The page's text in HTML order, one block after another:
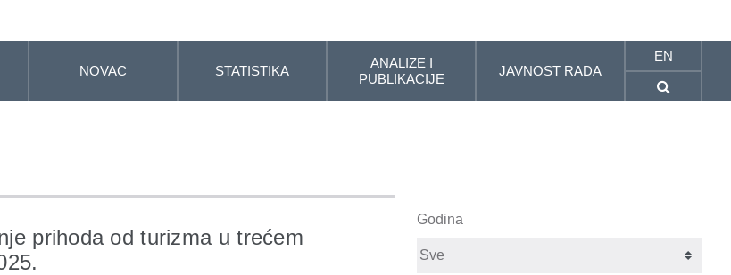
NOVAC STATISTIKA
ANALIZE I
PUBLIKACIJE
JAVNOST RADA
EN
prihoda od turizma u trećem
Godina